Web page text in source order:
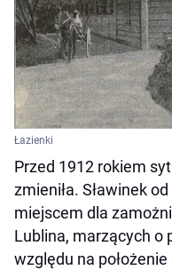
Łazienki
Przed 1912 rokiem
zmieniła. Sławinek
miejscem dla
Lublina, marzących o
względu na